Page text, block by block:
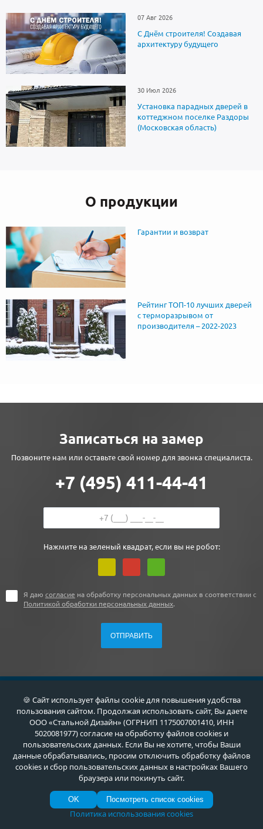
07 Авг 2026
С Днём строителя! Создавая
архитектуру будущего
30 Июл 2026
Установка парадных дверей в
коттеджном поселке Раздоры
(Московская область)
О продукции
Гарантии и возврат
Рейтинг ТОП-10 лучших дверей
с терморазрывом от
производителя – 2022-2023
Записаться на замер
Позвоните нам или оставьте свой номер для звонка специалиста.
+7 (495) 411-44-41
Нажмите на зеленый квадрат, если вы не робот:
Я даю согласие на обработку персональных данных в соответствии с
Политикой обработки персональных данных.
+7 (495) 411-44-41
г. Москва, ул. Флотская, д. 5А
info@meta-m.ru
🍪 Сайт использует файлы cookie для повышения удобства
пользования сайтом. Продолжая использовать сайт, Вы даете
ООО «Стальной Дизайн» (ОГРНИП 1175007001410, ИНН
5020081977) согласие на обработку файлов cookies и
пользовательских данных. Если Вы не хотите, чтобы Ваши
данные обрабатывались, просим отключить обработку файлов
cookies и сбор пользовательских данных в настройках Вашего
браузера или покинуть сайт.
OK Посмотреть список cookies
Политика использования cookies